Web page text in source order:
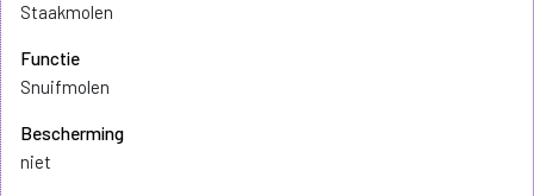
Staakmolen
Functie
Snuifmolen
Bescherming
niet